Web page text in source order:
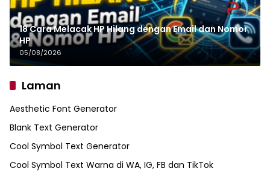
18 Cara Melacak HP Hilang dengan Email dan Nomor
HP
05/08/2026
Laman
Aesthetic Font Generator
Blank Text Generator
Cool Symbol Text Generator
Cool Symbol Text Warna di WA, IG, FB dan TikTok